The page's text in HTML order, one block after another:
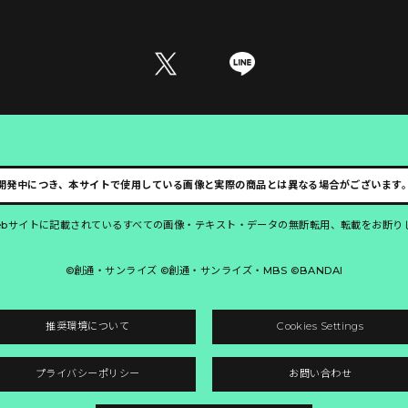
発中につき、本サイトで使用している画像と実際の商品とは異なる場合がございます。
サイトに記載されているすべての画像・テキスト・データの無断転用、転載をお断り
©創通・サンライズ ©創通・サンライズ・MBS ©BANDAI
推奨環境について Cookies Settings
プライバシーポリシー お問い合わせ